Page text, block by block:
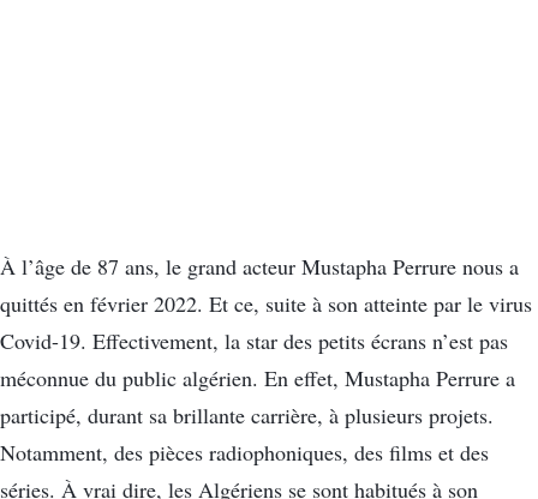
À l’âge de 87 ans, le grand acteur Mustapha Perrure nous a
quittés en février 2022. Et ce, suite à son atteinte par le virus
Covid-19. Effectivement, la star des petits écrans n’est pas
méconnue du public algérien. En effet, Mustapha Perrure a
participé, durant sa brillante carrière, à plusieurs projets.
Notamment, des pièces radiophoniques, des films et des
séries. À vrai dire, les Algériens se sont habitués à son